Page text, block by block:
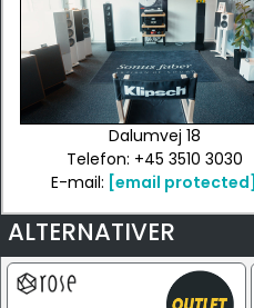
Dalumvej 18
Telefon: +45 3510 3030
E-mail: [email protected]
ALTERNATIVER